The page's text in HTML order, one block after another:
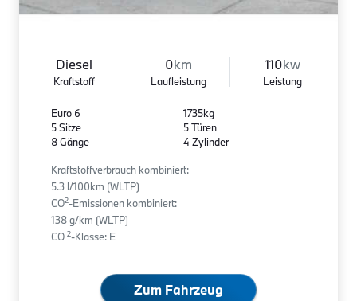
Diesel
Kraftstoff
0km
Laufleistung
110kw
Leistung
Euro 6
5 Sitze
8 Gänge
1735kg
5 Türen
4 Zylinder
Kraftstoffverbrauch kombiniert:
5.3 l/100km (WLTP)
CO2-Emissionen kombiniert:
138 g/km (WLTP)
CO 2-Klasse: E
Zum Fahrzeug